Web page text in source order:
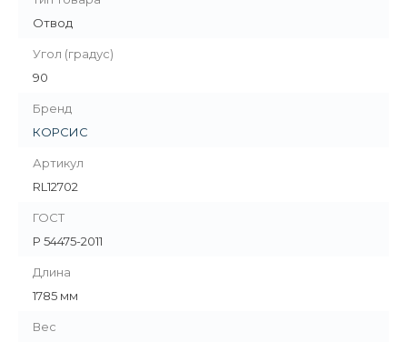
Отвод
Угол (градус)
90
Бренд
КОРСИС
Артикул
RL12702
ГОСТ
Р 54475-2011
Длина
1785 мм
Вес